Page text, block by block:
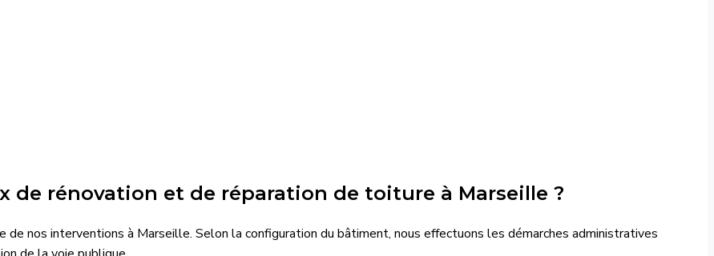
de rénovation et de réparation de toiture à Marseille ?
de nos interventions à Marseille. Selon la configuration du bâtiment, nous effectuons les démarches administratives